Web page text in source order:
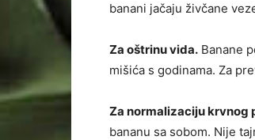
banani jačaju živčane
Za oštrinu vida. Banane
mišića s godinama. Za
Za normalizaciju krvnog
bananu sa sobom. Nije